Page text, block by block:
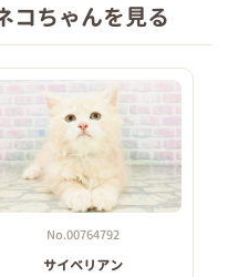
コちゃんを見る
No.00764792
サイベリアン